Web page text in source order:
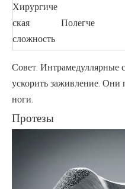
Хирургиче
ская
сложность
Полегче
Совет: Интрамедуллярные
ускорить заживление. Они
ноги.
Протезы